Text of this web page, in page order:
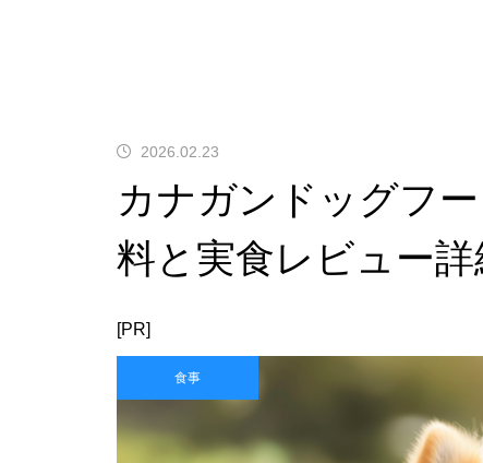
2026.02.23
カナガンドッグフ
料と実食レビュー
[PR]
食事